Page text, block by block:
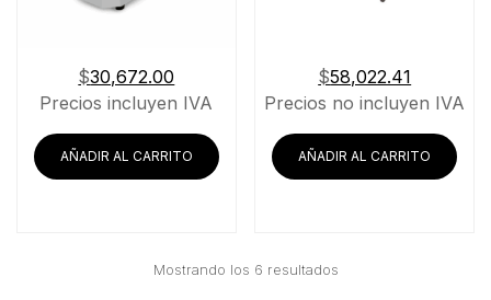
$30,672.00
Precios incluyen IVA
AÑADIR AL CARRITO
$58,022.41
Precios no incluyen IVA
AÑADIR AL CARRITO
Mostrando los 6 resultadosOrdenado